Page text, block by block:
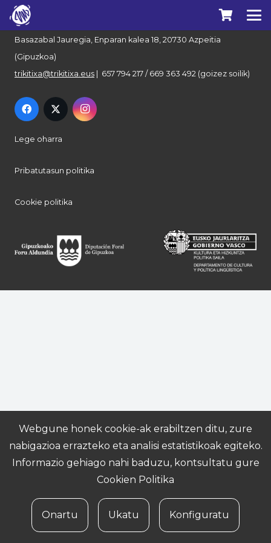
Euskal Herriko Trikitixa Elkartea
Basazabal Jauregia, Enparan kalea 18, 20730 Azpeitia
(Gipuzkoa)
trikitixa@trikitixa.eus | 657 794 217 / 669 363 492 (goizez soilik)
Lege oharra
Pribatutasun politika
Cookie politika
Webgune honek cookie-ak erabiltzen ditu, zure
nabigazioa errazteko eta analisi estatistikoak egiteko.
Informazio gehiago nahi baduzu, kontsultatu gure
Cookien Politika
Onartu Ukatu Konfiguratu